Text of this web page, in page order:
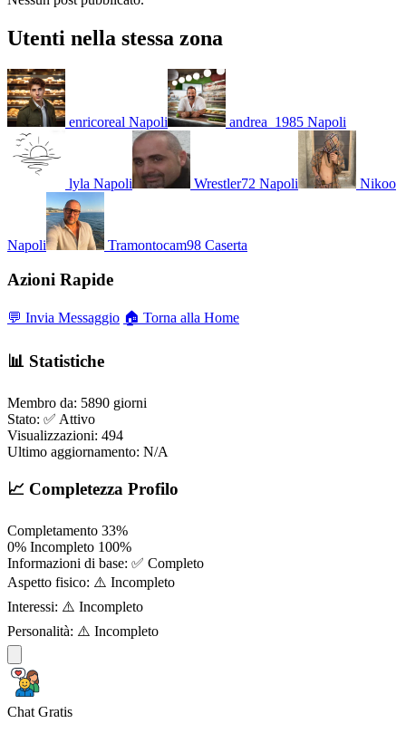
Utenti nella stessa zona
enricoreal Napoli andrea_1985 Napoli
lyla Napoli Wrestler72 Napoli Nikoo
Napoli Tramontocam98 Caserta
Azioni Rapide
💬 Invia Messaggio 🏠 Torna alla Home
📊 Statistiche
Membro da: 5890 giorni
Stato: ✅ Attivo
Visualizzazioni: 494
Ultimo aggiornamento: N/A
📈 Completezza Profilo
Completamento 33%
0% Incompleto 100%
Informazioni di base: ✅ Completo
Aspetto fisico: ⚠️ Incompleto
Interessi: ⚠️ Incompleto
Personalità: ⚠️ Incompleto
Chat Gratis